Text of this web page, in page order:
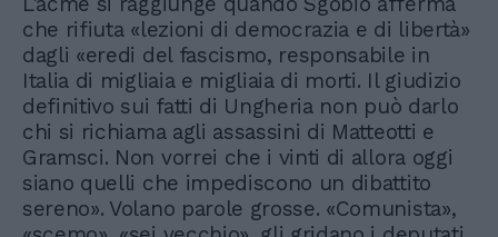
che rifiuta «lezioni di democrazia e di libertà»
dagli «eredi del fascismo, responsabile in
Italia di migliaia e migliaia di morti. Il giudizio
definitivo sui fatti di Ungheria non può darlo
chi si richiama agli assassini di Matteotti e
Gramsci. Non vorrei che i vinti di allora oggi
siano quelli che impediscono un dibattito
sereno». Volano parole grosse. «Comunista»,